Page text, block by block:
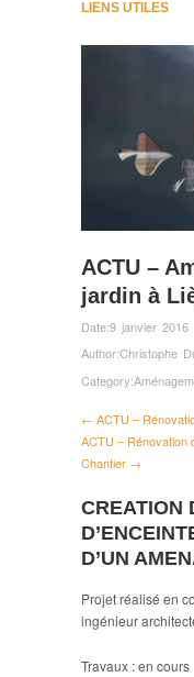
LIENS UTILES
ACTU –
jardin à
Date:9 janvier 2016
Author:Christophe
Category:
← ACTU –
ACTU – Rénovation
Chantier →
CREATION
D’UN
Projet réalisé en
ingénieur
Travaux : en cours